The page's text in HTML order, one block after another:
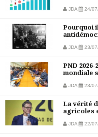
JDA 24/
Pourquoi
JDA 23/
PND
mondiale
JDA 23/
La vérité
agricoles
JDA 22/